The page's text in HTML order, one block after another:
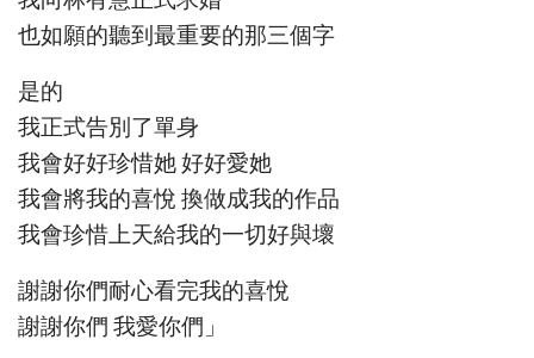
也如願的聽到最重要的那三個字
是的
我正式告別了單身
我會好好珍惜她 好好愛她
我會將我的喜悅 換做成我的作品
我會珍惜上天給我的一切好與壞
謝謝你們耐心看完我的喜悅
謝謝你們 我愛你們」